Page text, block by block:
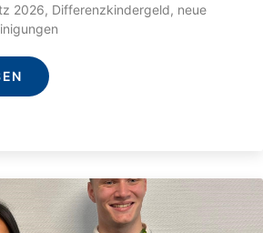
2026, Differenzkindergeld, neue